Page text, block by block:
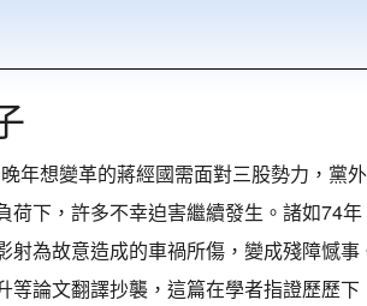
年想變革的蔣經國需面對三股勢力，黨
荷下，許多不幸迫害繼續發生。諸如74年
射為故意造成的車禍所傷，變成殘障憾
等論文翻譯抄襲，這篇在學者指證歷歷